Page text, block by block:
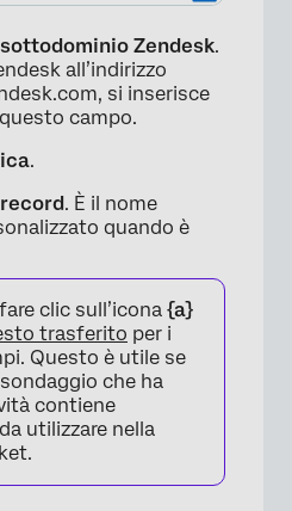
sottodominio Zendesk.
all’indirizzo
si inserisce
campo.
.
. È il nome
quando è
fare clic sull’icona {a}
trasferito per i
Questo è utile se
che ha
contiene
utilizzare nella